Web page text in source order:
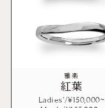
雅楽
紅葉
Ladies’/¥150,000~